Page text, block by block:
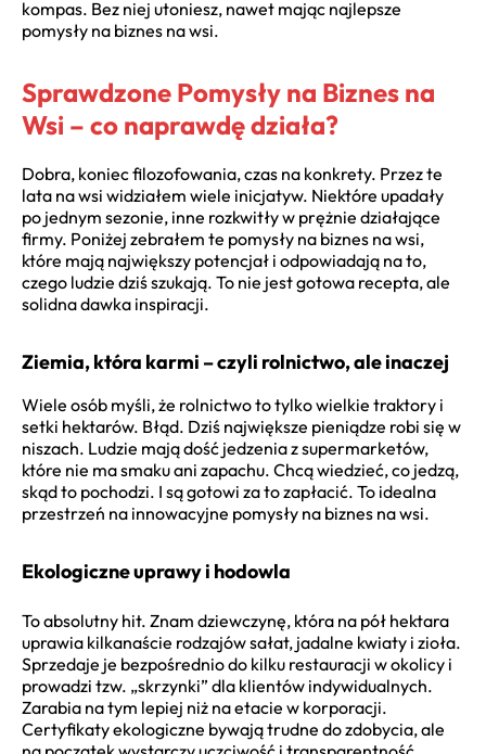
kompas. Bez niej utoniesz, nawet mając najlepsze
pomysły na biznes na wsi.
Sprawdzone Pomysły na Biznes na
Wsi – co naprawdę działa?
Dobra, koniec filozofowania, czas na konkrety. Przez te
lata na wsi widziałem wiele inicjatyw. Niektóre upadały
po jednym sezonie, inne rozkwitły w prężnie działające
firmy. Poniżej zebrałem te pomysły na biznes na wsi,
które mają największy potencjał i odpowiadają na to,
czego ludzie dziś szukają. To nie jest gotowa recepta, ale
solidna dawka inspiracji.
Ziemia, która karmi – czyli rolnictwo, ale inaczej
Wiele osób myśli, że rolnictwo to tylko wielkie traktory i
setki hektarów. Błąd. Dziś największe pieniądze robi się w
niszach. Ludzie mają dość jedzenia z supermarketów,
które nie ma smaku ani zapachu. Chcą wiedzieć, co jedzą,
skąd to pochodzi. I są gotowi za to zapłacić. To idealna
przestrzeń na innowacyjne pomysły na biznes na wsi.
Ekologiczne uprawy i hodowla
To absolutny hit. Znam dziewczynę, która na pół hektara
uprawia kilkanaście rodzajów sałat, jadalne kwiaty i zioła.
Sprzedaje je bezpośrednio do kilku restauracji w okolicy i
prowadzi tzw. „skrzynki” dla klientów indywidualnych.
Zarabia na tym lepiej niż na etacie w korporacji.
Certyfikaty ekologiczne bywają trudne do zdobycia, ale